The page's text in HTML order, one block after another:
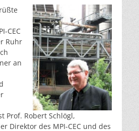
CEC
Ruhr
an
Prof. Robert Schlögl,
Direktor des MPI-CEC und des